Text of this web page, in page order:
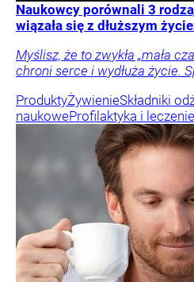
Naukowcy porównali 3
wiązała się z dłuższym
Myślisz, że to zwykła „mała
chroni serce i wydłuża życie.
ProduktyŻywienieSkładniki
naukoweProfilaktyka i leczenie